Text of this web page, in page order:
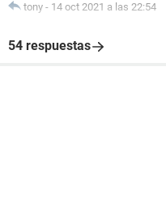
tony - 14 oct 2021 a las 22:54
54 respuestas